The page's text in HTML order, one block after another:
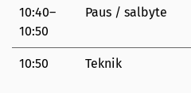
10:40–
10:50
Paus / salbyte
10:50 Teknik